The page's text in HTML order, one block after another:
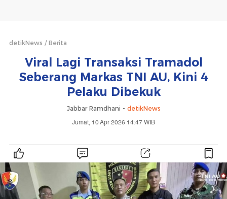
detikNews Berita
Viral Lagi Transaksi Tramadol
Seberang Markas TNI AU, Kini 4
Pelaku Dibekuk
Jabbar Ramdhani - detikNews
Jumat, 10 Apr 2026 14:47 WIB